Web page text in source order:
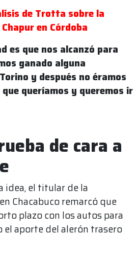
de Trotta sobre la
en Córdoba
es que nos alcanzó para
ganado alguna
y después no éramos
queríamos y queremos ir
de cara a
idea, el titular de la
Chacabuco remarcó que
plazo con los autos para
el aporte del alerón trasero